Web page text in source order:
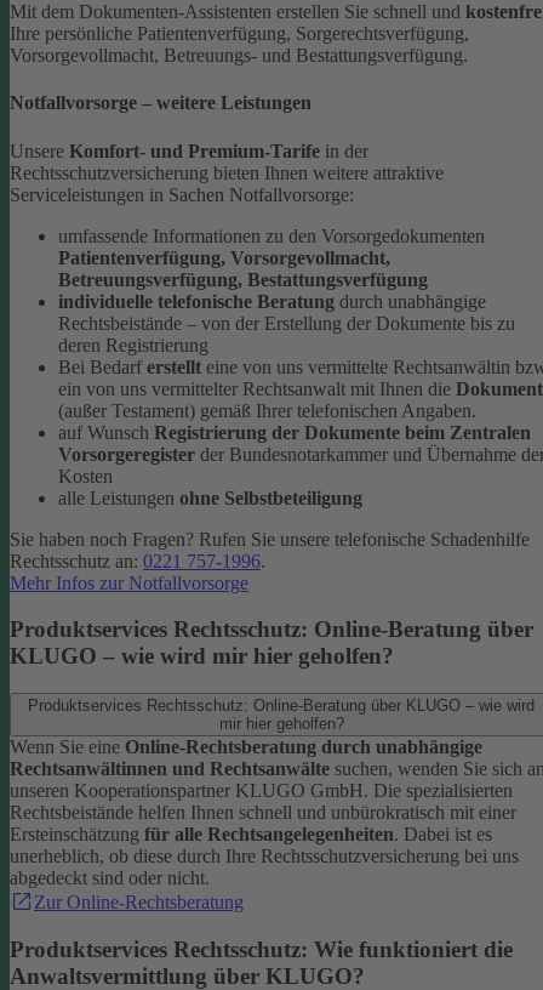
Mit dem Dokumenten-Assistenten erstellen Sie schnell und
Ihre persönliche Patientenverfügung, Sorgerechtsverfügung,
Vorsorgevollmacht, Betreuungs- und Bestattungsverfügung.
Notfallvorsorge – weitere Leistungen
Unsere Komfort- und Premium-Tarife in der
Rechtsschutzversicherung bieten Ihnen weitere attraktive
Serviceleistungen in Sachen Notfallvorsorge:
umfassende Informationen zu den Vorsorgedokumenten
Patientenverfügung, Vorsorgevollmacht,
Betreuungsverfügung, Bestattungsverfügung
individuelle telefonische Beratung durch unabhängige
Rechtsbeistände – von der Erstellung der Dokumente bis zu
deren Registrierung
Bei Bedarf erstellt eine von uns vermittelte Rechtsanwältin
ein von uns vermittelter Rechtsanwalt mit Ihnen die
(außer Testament) gemäß Ihrer telefonischen Angaben.
auf Wunsch Registrierung der Dokumente beim Zentralen
Vorsorgeregister der Bundesnotarkammer und Übernahme
Kosten
alle Leistungen ohne Selbstbeteiligung
Sie haben noch Fragen? Rufen Sie unsere telefonische Schadenhilfe
Rechtsschutz an: 0221 757-1996.
Mehr Infos zur Notfallvorsorge
Produktservices Rechtsschutz: Online-Beratung über
KLUGO – wie wird mir hier geholfen?
Produktservices Rechtsschutz: Online-Beratung über KLUGO – wie wird
mir hier geholfen?
Wenn Sie eine Online-Rechtsberatung durch unabhängige
Rechtsanwältinnen und Rechtsanwälte suchen, wenden Sie sich
unseren Kooperationspartner KLUGO GmbH. Die spezialisierten
Rechtsbeistände helfen Ihnen schnell und unbürokratisch mit einer
Ersteinschätzung für alle Rechtsangelegenheiten. Dabei ist es
unerheblich, ob diese durch Ihre Rechtsschutzversicherung bei uns
abgedeckt sind oder nicht.
Zur Online-Rechtsberatung
Produktservices Rechtsschutz: Wie funktioniert die
Anwaltsvermittlung über KLUGO?